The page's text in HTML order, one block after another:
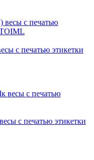
с печатью этикетки
с печатью этикетки